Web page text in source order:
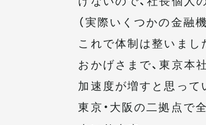
（実際いくつかの金融
これで体制は整いまし
おかげさまで、東京本
加速度が増すと思って
東京・大阪の二拠点で